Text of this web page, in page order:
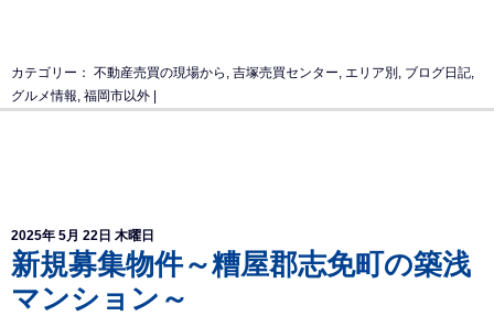
カテゴリー： 不動産売買の現場から , 吉塚売買センター, エリア別 , ブログ日記,
グルメ情報, 福岡市以外
2025年 5月 22日 木曜日
新規募集物件～糟屋郡志免町の築浅
マンション～